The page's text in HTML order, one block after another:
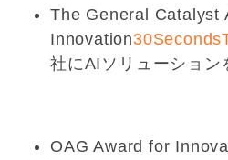
The General Catalyst
Innovation
社にAIソリューション
OAG Award for